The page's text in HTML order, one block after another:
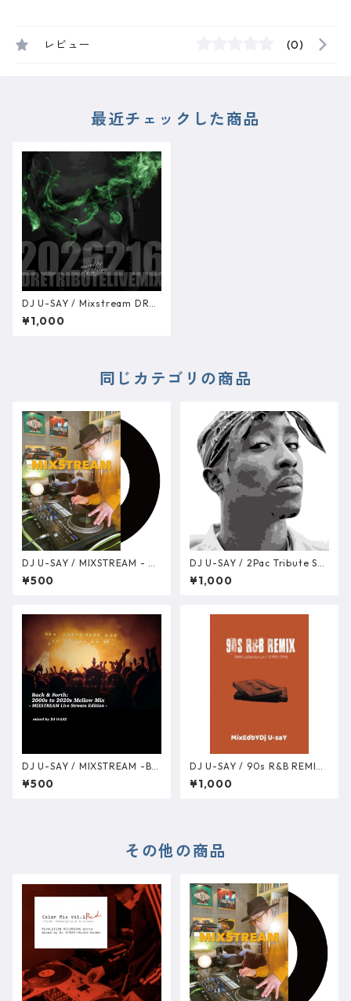
レビュー (0)
最近チェックした商品
DJ U-SAY / Mixstream DRE
Birthday Tribute Live Mix D
ATA版
¥1,000
同じカテゴリの商品
DJ U-SAY / MIXSTREAM - 2
010s Mellow Mix Live Strea
m Edition DATA版
¥500
DJ U-SAY / 2Pac Tribute Sa
mpling Source Mix DATA版
¥1,000
DJ U-SAY / MIXSTREAM -Ba
ck & Forth 2000s to 2020s
Mellow Mix Live Stream Edit
¥500
DJ U-SAY / 90s R&B REMIX
- RMX COLLECTION Pt.1 (199
0-1994) (DATA版)
¥1,000
その他の商品